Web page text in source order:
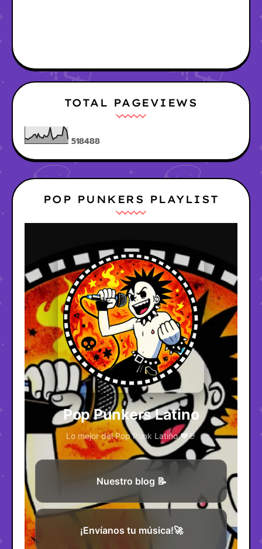
TOTAL PAGEVIEWS
518488
POP PUNKERS PLAYLIST